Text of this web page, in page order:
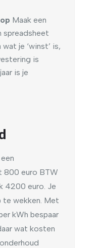
Maak een
spreadsheet
je ‘winst’ is,
is
is je
800 euro BTW
4200 euro. Je
te wekken. Met
kWh bespaar
wat kosten